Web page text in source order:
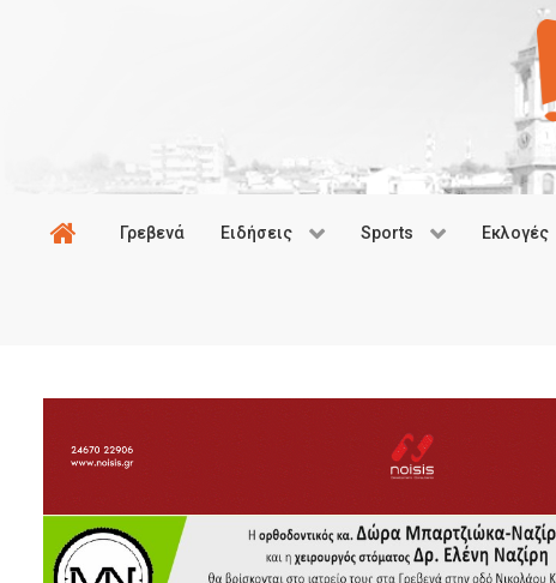
Γρεβενά Ειδήσεις Sports Εκλογές